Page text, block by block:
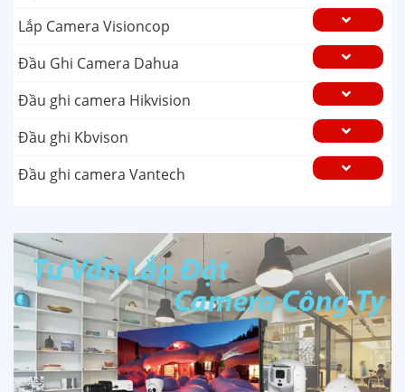
Lắp Camera Visioncop
Đầu Ghi Camera Dahua
Đầu ghi camera Hikvision
Đầu ghi Kbvison
Đầu ghi camera Vantech